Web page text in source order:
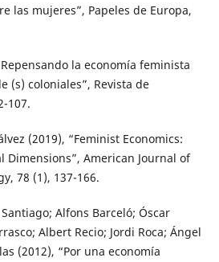
las mujeres”, Papeles de Europa,
la economía feminista
(s) coloniales”, Revista de
107.
(2019), “Feminist Economics:
Dimensions”, American Journal of
78 (1), 137-166.
Alfons Barceló; Óscar
Albert Recio; Jordi Roca; Ángel
(2012), “Por una economía